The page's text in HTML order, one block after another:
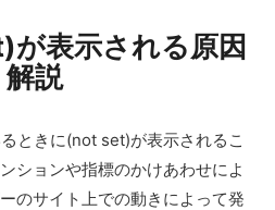
表示される原因
説
ときに(not set)が表示されるこ
ションや指標のかけあわせによ
のサイト上での動きによって発